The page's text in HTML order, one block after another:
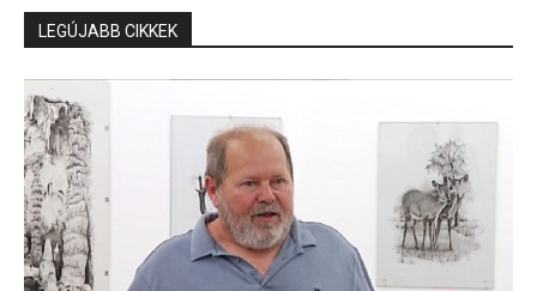
LEGÚJABB CIKKEK